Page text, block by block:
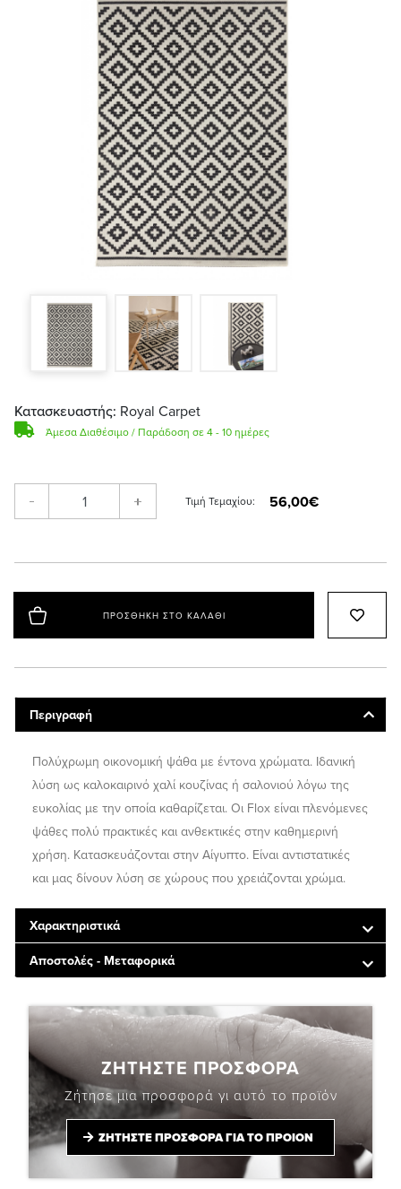
Κατασκευαστής: Royal Carpet
Άμεσα Διαθέσιμο / Παράδοση σε 4 - 10 ημέρες
- + Τιμή Τεμαχίου: 56,00€
ΠΡΟΣΘΉΚΗ ΣΤΟ ΚΑΛΆΘΙ
Περιγραφή
Πολύχρωμη οικονομική ψάθα με έντονα χρώματα. Ιδανική
λύση ως καλοκαιρινό χαλί κουζίνας ή σαλονιού λόγω της
ευκολίας με την οποία καθαρίζεται. Οι Flox είναι πλενόμενες
ψάθες πολύ πρακτικές και ανθεκτικές στην καθημερινή
χρήση. Κατασκευάζονται στην Αίγυπτο. Είναι αντιστατικές
και μας δίνουν λύση σε χώρους που χρειάζονται χρώμα.
Χαρακτηριστικά
Αποστολές - Μεταφορικά
ΖΗΤΗΣΤΕ ΠΡΟΣΦΟΡΑ
Ζήτησε μια προσφορά γι αυτό το προϊόν
ΖΗΤΗΣΤΕ ΠΡΟΣΦΟΡΑ ΓΙΑ ΤΟ ΠΡΟΙΟΝ